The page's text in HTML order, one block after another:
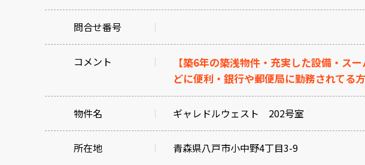
問合せ番号
コメント
【築6年の築浅物件・充実した設備・ス
どに便利・銀行や郵便局に勤務されてる
物件名 ギャレドルウェスト 202号室
所在地 青森県八戸市小中野4丁目3-9